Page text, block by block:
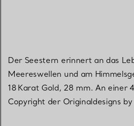
Der Seestern erinnert an das
Meereswellen und am
18 Karat Gold, 28 mm. An einer
Copyright der Originaldesigns